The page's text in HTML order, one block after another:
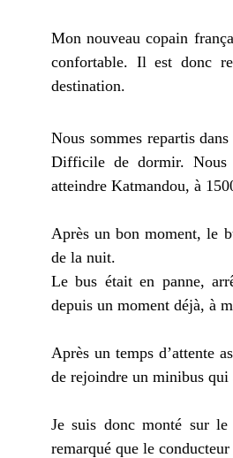
Mon nouveau copain
confortable. Il est donc
destination.
Nous sommes repartis
Difficile de dormir. Nous
atteindre Katmandou, à
Après un bon moment, le
de la nuit.
Le bus était en panne,
depuis un moment déjà, à
Après un temps d’attente
de rejoindre un minibus
Je suis donc monté sur
remarqué que le